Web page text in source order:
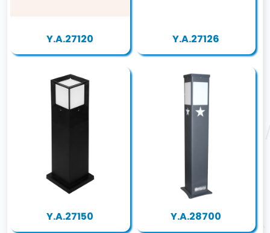
Y.A.27120 Y.A.27126
Y.A.27150 Y.A.28700